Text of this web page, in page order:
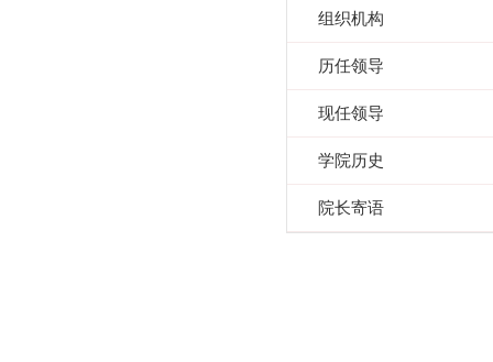
组织机构
历任领导
现任领导
学院历史
院长寄语